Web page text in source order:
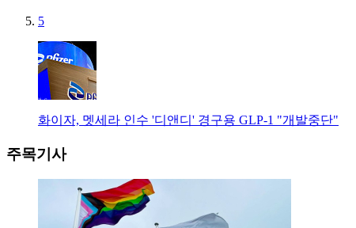
5
화이자, 멧세라 인수 '디앤디' 경구용 GLP-1 "개발중단"
주목기사